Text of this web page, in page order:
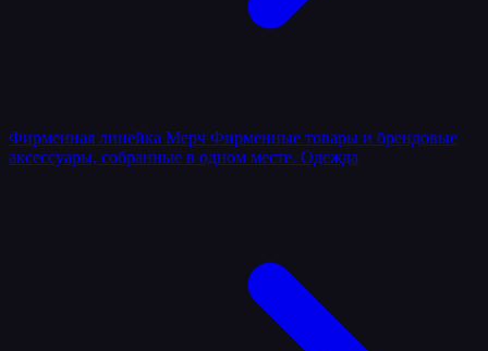
Фирменная линейка Мерч Фирменные товары и брендовые
аксессуары, собранные в одном месте. Одежда